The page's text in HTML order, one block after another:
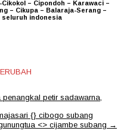
– Cipondoh – Karawaci –
– Cikupa – Balaraja-Serang –
seluruh indonesia
penangkal petir sadawarna
{} cibogo subang
<> cijambe subang →